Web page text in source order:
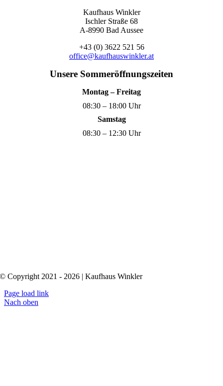
Kaufhaus Winkler
Ischler Straße 68
A-8990 Bad Aussee
+43 (0) 3622 521 56
office@kaufhauswinkler.at
Unsere Sommeröffnungszeiten
Montag – Freitag
08:30 – 18:00 Uhr
Samstag
08:30 – 12:30 Uhr
© Copyright 2021 - 2026 | Kaufhaus Winkler
Page load link
Nach oben